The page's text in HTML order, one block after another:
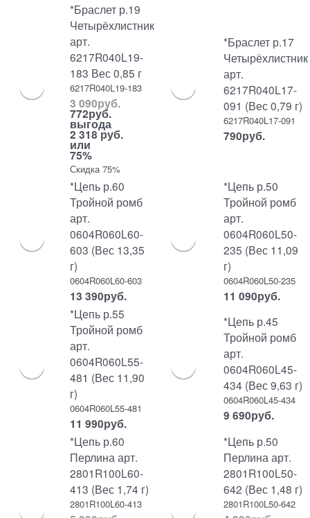
*Браслет р.19
Четырёхлистник
арт.
6217R040L19-
183 Вес 0,85 г
6217R040L19-183
3 090руб.
772руб.
выгода
2 318 руб.
или
75%
Скидка 75%
*Браслет р.17
Четырёхлистник
арт.
6217R040L17-
091 (Вес 0,79 г)
6217R040L17-091
790руб.
*Цепь р.60
Тройной ромб
арт.
0604R060L60-
603 (Вес 13,35
г)
0604R060L60-603
13 390руб.
*Цепь р.50
Тройной ромб
арт.
0604R060L50-
235 (Вес 11,09
г)
0604R060L50-235
11 090руб.
*Цепь р.55
Тройной ромб
арт.
0604R060L55-
481 (Вес 11,90
г)
0604R060L55-481
11 990руб.
*Цепь р.45
Тройной ромб
арт.
0604R060L45-
434 (Вес 9,63 г)
0604R060L45-434
9 690руб.
*Цепь р.60
Перлина арт.
2801R100L60-
413 (Вес 1,74 г)
2801R100L60-413
*Цепь р.50
Перлина арт.
2801R100L50-
642 (Вес 1,48 г)
2801R100L50-642